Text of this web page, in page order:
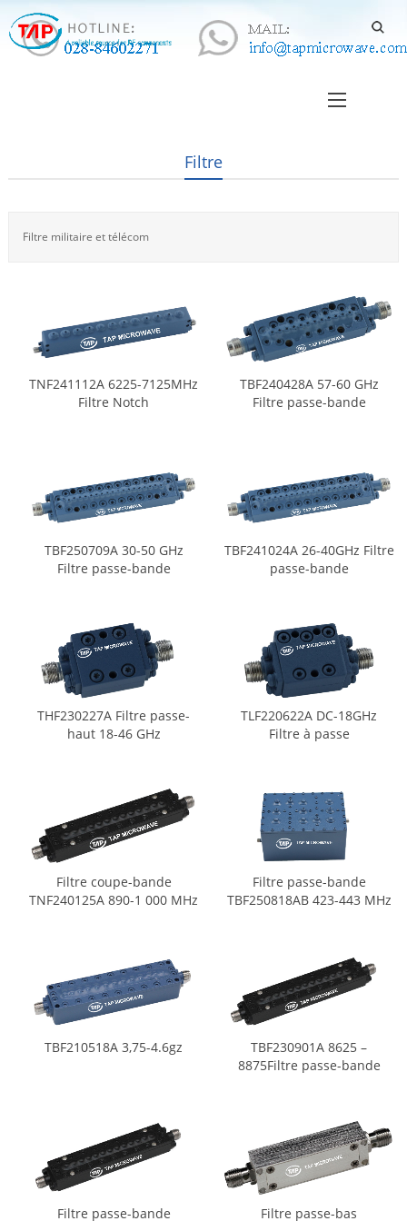
Filtre
Filtre militaire et télécom
TNF241112A 6225-7125MHz
Filtre Notch
TBF240428A 57-60 GHz
Filtre passe-bande
TBF250709A 30-50 GHz
Filtre passe-bande
TBF241024A 26-40GHz Filtre
passe-bande
THF230227A Filtre passe-
haut 18-46 GHz
TLF220622A DC-18GHz
Filtre à passe
Filtre coupe-bande
TNF240125A 890-1 000 MHz
Filtre passe-bande
TBF250818AB 423-443 MHz
TBF210518A 3,75-4.6gz
TBF230901A 8625 –
8875Filtre passe-bande
Filtre passe-bande Filtre passe-bas